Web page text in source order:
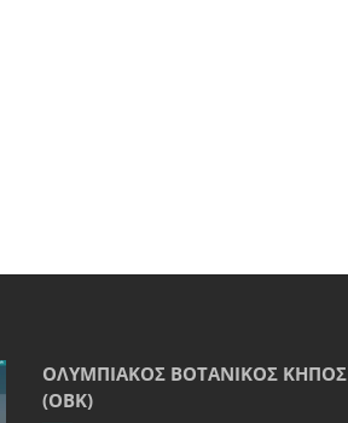
ΟΛΥΜΠΙΑΚΌΣ ΒΟΤΑΝΙΚΌΣ ΚΉΠΟΣ
(ΟΒΚ)